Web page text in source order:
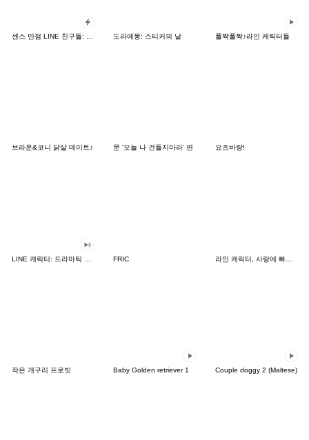
도라에몽: 스티커의 날 폴짝폴짝♪라인 캐릭터들
브라운&코니 닭살 데이트♪ 문 '오늘 나 건들지마라' 편 요츠바랑!
FRIC 라인 캐릭터, 사랑에 빠지다!
작은 개구리 프로빗 Baby Golden retriever 1 Couple doggy 2 (Maltese)